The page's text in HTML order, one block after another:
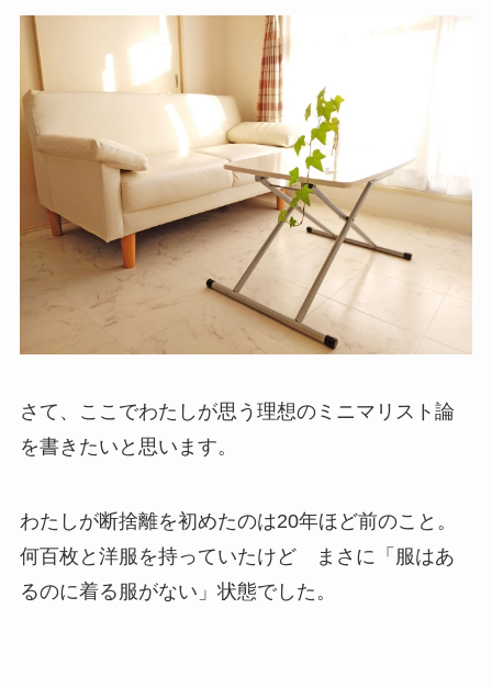
さて、ここでわたしが思う理想のミニマリスト論
を書きたいと思います。
わたしが断捨離を初めたのは20年ほど前のこと。
何百枚と洋服を持っていたけど まさに「服はあ
るのに着る服がない」状態でした。